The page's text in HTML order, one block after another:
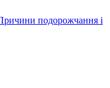
Росії, тисяча